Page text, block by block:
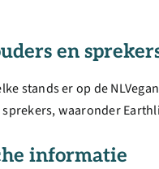
en
stands er op de
sprekers, waaronder
informatie